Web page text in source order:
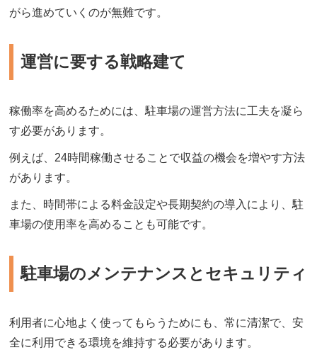
がら進めていくのが無難です。
運営に要する戦略建て
稼働率を高めるためには、駐車場の運営方法に工夫を凝ら
す必要があります。
例えば、24時間稼働させることで収益の機会を増やす方法
があります。
また、時間帯による料金設定や長期契約の導入により、駐
車場の使用率を高めることも可能です。
駐車場のメンテナンスとセキュリティ
利用者に心地よく使ってもらうためにも、常に清潔で、安
全に利用できる環境を維持する必要があります。